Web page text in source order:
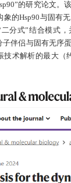
的研究论文。
象的Hsp90与固有
分式”结合模式
伴侣与固有无序
技术解析的最大（